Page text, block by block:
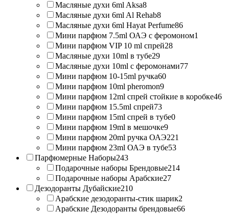
Масляные духи 6ml Aksa8
Масляные духи 6ml Al Rehab8
Масляные духи 6ml Hayat Perfume86
Мини парфюм 7.5ml ОАЭ с феромоном1
Мини парфюм VIP 10 ml спрей28
Масляные духи 10ml в тубе29
Масляные духи 10ml с феромонами77
Мини парфюм 10-15ml ручка60
Мини парфюм 10ml pheromon9
Мини парфюм 12ml спрей стойкие в коробке46
Мини парфюм 15.5ml спрей73
Мини парфюм 15ml спрей в тубе0
Мини парфюм 19ml в мешочке9
Мини парфюм 20ml ручка ОАЭ221
Мини парфюм 23ml ОАЭ в тубе53
Парфюмерные Наборы243
Подарочные наборы Брендовые214
Подарочные наборы Арабские27
Дезодоранты Дубайские210
Арабские дезодоранты-стик шарик2
Арабские Дезодоранты брендовые66